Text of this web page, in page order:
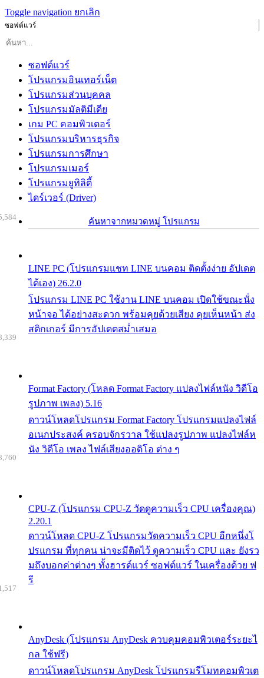
Toggle navigation ยกเลิก
ซอฟต์แวร์
ซอฟต์แวร์
โปรแกรมอินเทอร์เน็ต
โปรแกรมส่วนบุคคล
โปรแกรมมัลติมีเดีย
เกม PC คอมพิวเตอร์
โปรแกรมบริหารธุรกิจ
โปรแกรมการศึกษา
โปรแกรมเมอร์
โปรแกรมยูทิลิตี้
ไดร์เวอร์ (Driver)
ค้นหาจากหมวดหมู่ โปรแกรม
LINE PC (โปรแกรมแชท LINE บนคอม ติดตั้งง่าย อัปเดต
ได้เอง) 26.2.0
โปรแกรม LINE PC ใช้งาน LINE บนคอม เปิดใช้ขณะนั่ง
หน้าจอ ได้อย่างสะดวก พร้อมคุยด้วยเสียง คุยเห็นหน้า ส่ง
สติกเกอร์ มีการอัปเดตสม่ำเสมอ
Format Factory (โหลด Format Factory แปลงไฟล์หนัง วิดีโอ
รูปภาพ เพลง) 5.16
ดาวน์โหลดโปรแกรม Format Factory โปรแกรมแปลงไฟล์
อเนกประสงค์ ครอบจักรวาล ใช้แปลงรูปภาพ แปลงไฟล์ห
นัง วิดีโอ เพลง ไฟล์เสียงออดิโอ ต่าง ๆ
CPU-Z (โปรแกรม CPU-Z วัดดูความเร็ว CPU เครื่องคุณ)
2.20.1
ดาวน์โหลด CPU-Z โปรแกรมวัดความเร็ว CPU อีกหนึ่งโ
ปรแกรม ที่ทุกคน น่าจะมีติดไว้ ดูความเร็ว CPU และ ยังรว
มถึงบอกค่าต่างๆ ทั้งฮารด์แวร์ ซอฟต์แวร์ ในเครื่องด้วย ฟ
รี
AnyDesk (โปรแกรม AnyDesk ควบคุมคอมพิวเตอร์ระยะไ
กล ใช้ฟรี)
ดาวน์โหลดโปรแกรม AnyDesk โปรแกรมรีโมทคอมพิวเต